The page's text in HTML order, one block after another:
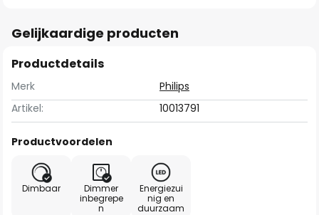
Gelijkaardige producten
Productdetails
Merk
Philips
Artikel:
10013791
Productvoordelen
Dimbaar
Dimmer
inbegrepe
n
Energiezui
nig en
duurzaam